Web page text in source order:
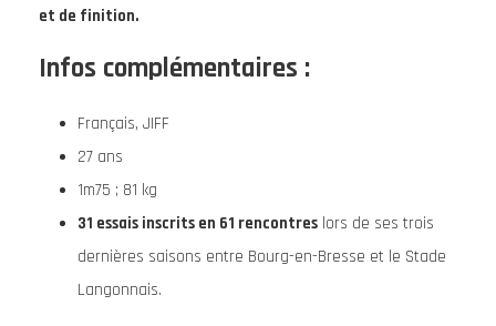
et de finition.
Infos complémentaires :
Français, JIFF
27 ans
1m75 ; 81 kg
31 essais inscrits en 61 rencontres lors de ses trois
dernières saisons entre Bourg-en-Bresse et le Stade
Langonnais.